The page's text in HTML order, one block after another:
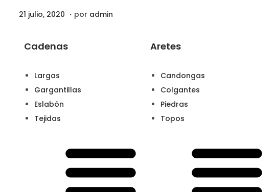
P
21 julio, 2020 4
o
1
. por admin
Cadenas
Largas
Gargantillas
Eslabón
Tejidas
Aretes
Candongas
Colgantes
Piedras
Topos